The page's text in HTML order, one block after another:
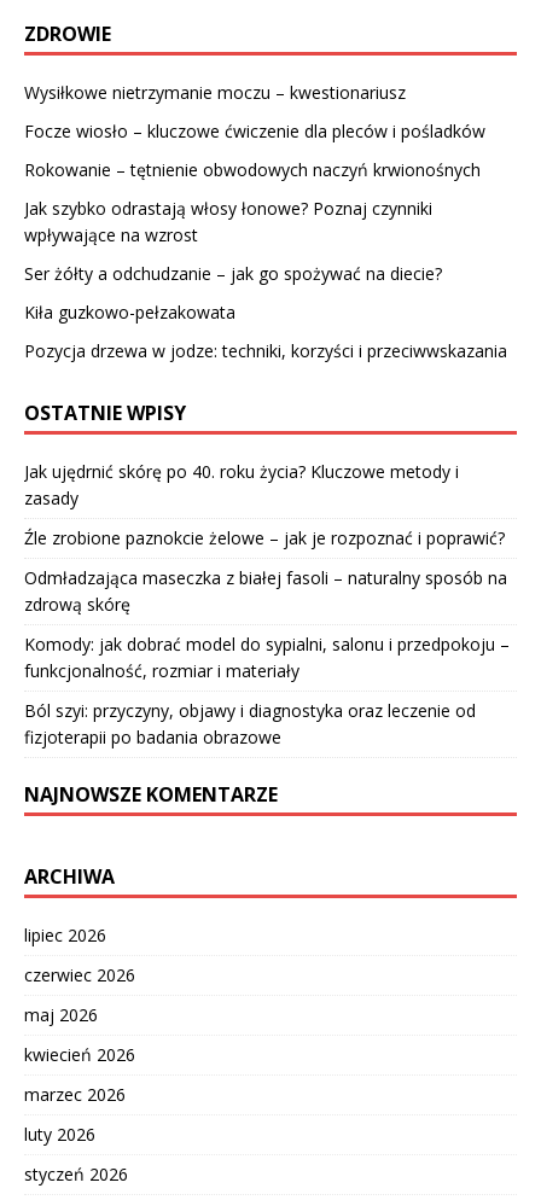
ZDROWIE
Wysiłkowe nietrzymanie moczu – kwestionariusz
Focze wiosło – kluczowe ćwiczenie dla pleców i pośladków
Rokowanie – tętnienie obwodowych naczyń krwionośnych
Jak szybko odrastają włosy łonowe? Poznaj czynniki
wpływające na wzrost
Ser żółty a odchudzanie – jak go spożywać na diecie?
Kiła guzkowo-pełzakowata
Pozycja drzewa w jodze: techniki, korzyści i przeciwwskazania
OSTATNIE WPISY
Jak ujędrnić skórę po 40. roku życia? Kluczowe metody i
zasady
Źle zrobione paznokcie żelowe – jak je rozpoznać i poprawić?
Odmładzająca maseczka z białej fasoli – naturalny sposób na
zdrową skórę
Komody: jak dobrać model do sypialni, salonu i przedpokoju –
funkcjonalność, rozmiar i materiały
Ból szyi: przyczyny, objawy i diagnostyka oraz leczenie od
fizjoterapii po badania obrazowe
NAJNOWSZE KOMENTARZE
ARCHIWA
lipiec 2026
czerwiec 2026
maj 2026
kwiecień 2026
marzec 2026
luty 2026
styczeń 2026